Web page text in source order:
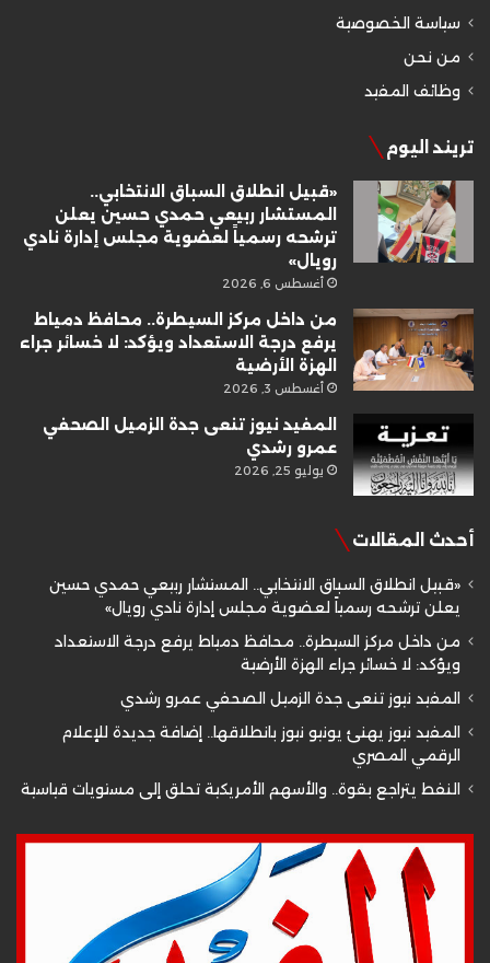
سياسة الخصوصية
من نحن
وظائف المفيد
تريند اليوم
«قبيل انطلاق السباق الانتخابي..
المستشار ربيعي حمدي حسين يعلن
ترشحه رسمياً لعضوية مجلس إدارة نادي
رويال»
أغسطس 6, 2026
من داخل مركز السيطرة.. محافظ دمياط
يرفع درجة الاستعداد ويؤكد: لا خسائر جراء
الهزة الأرضية
أغسطس 3, 2026
المفيد نيوز تنعى جدة الزميل الصحفي
عمرو رشدي
يوليو 25, 2026
أحدث المقالات
«قبيل انطلاق السباق الانتخابي.. المستشار ربيعي حمدي حسين
يعلن ترشحه رسمياً لعضوية مجلس إدارة نادي رويال»
من داخل مركز السيطرة.. محافظ دمياط يرفع درجة الاستعداد
ويؤكد: لا خسائر جراء الهزة الأرضية
المفيد نيوز تنعى جدة الزميل الصحفي عمرو رشدي
المفيد نيوز يهنئ يونيو نيوز بانطلاقها.. إضافة جديدة للإعلام
الرقمي المصري
النفط يتراجع بقوة.. والأسهم الأمريكية تحلق إلى مستويات قياسية